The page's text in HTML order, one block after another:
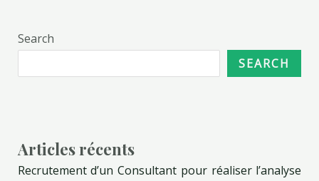
Search
SEARCH
Articles récents
Recrutement d’un Consultant pour réaliser l’analyse